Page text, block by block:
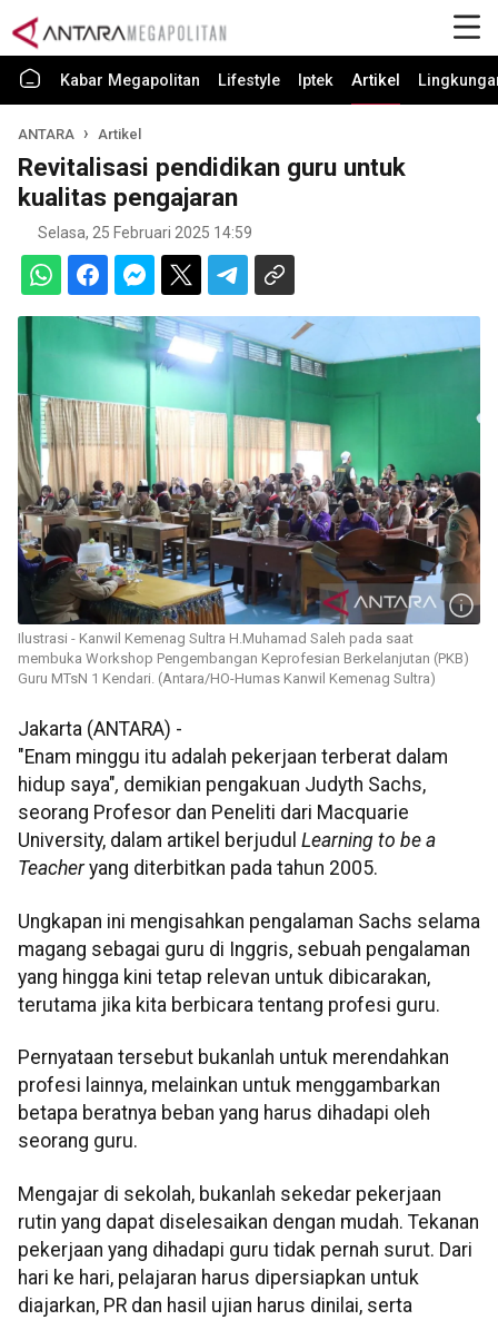
Kabar Megapolitan Lifestyle Iptek Artikel
ANTARA Artikel
Revitalisasi pendidikan guru untuk
kualitas pengajaran
Selasa, 25 Februari 2025 14:59
Ilustrasi - Kanwil Kemenag Sultra H.Muhamad Saleh pada saat
membuka Workshop Pengembangan Keprofesian Berkelanjutan (PKB)
Guru MTsN 1 Kendari. (Antara/HO-Humas Kanwil Kemenag Sultra)
Jakarta (ANTARA) -
"Enam minggu itu adalah pekerjaan terberat dalam
hidup saya", demikian pengakuan Judyth Sachs,
seorang Profesor dan Peneliti dari Macquarie
University, dalam artikel berjudul Learning to be a
Teacheryang diterbitkan pada tahun 2005.
Ungkapan ini mengisahkan pengalaman Sachs selama
magang sebagai guru di Inggris, sebuah pengalaman
yang hingga kini tetap relevan untuk dibicarakan,
terutama jika kita berbicara tentang profesi guru.
Pernyataan tersebut bukanlah untuk merendahkan
profesi lainnya, melainkan untuk menggambarkan
betapa beratnya beban yang harus dihadapi oleh
seorang guru.
Mengajar di sekolah, bukanlah sekedar pekerjaan
rutin yang dapat diselesaikan dengan mudah. Tekanan
pekerjaan yang dihadapi guru tidak pernah surut. Dari
hari ke hari, pelajaran harus dipersiapkan untuk
diajarkan, PR dan hasil ujian harus dinilai, serta